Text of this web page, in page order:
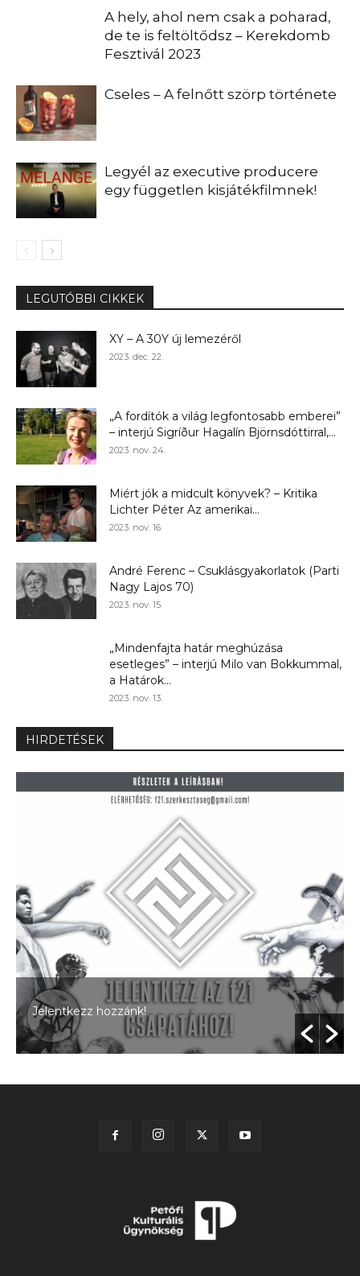
A hely, ahol nem csak a poharad,
de te is feltöltődsz – Kerekdomb
Fesztivál 2023
Cseles – A felnőtt szörp története
Legyél az executive producere
egy független kisjátékfilmnek!
LEGUTÓBBI CIKKEK
XY – A 30Y új lemezéről
2023. dec. 22.
„A fordítók a világ legfontosabb emberei”
– interjú Sigríður Hagalín Björnsdóttirral,...
2023. nov. 24.
Miért jók a midcult könyvek? – Kritika
Lichter Péter Az amerikai...
2023. nov. 16.
André Ferenc – Csuklásgyakorlatok (Parti
Nagy Lajos 70)
2023. nov. 15.
„Mindenfajta határ meghúzása
esetleges” – interjú Milo van Bokkummal,
a Határok...
2023. nov. 13.
HIRDETÉSEK
Jelentkezz hozzánk!